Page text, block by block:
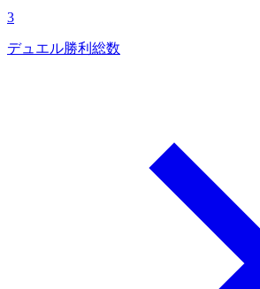
3
デュエル勝利総数